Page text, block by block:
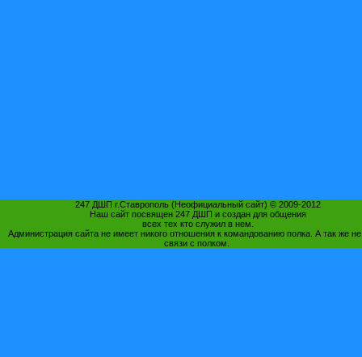
247 ДШП г.Ставрополь (Неофициальный сайт) © 2009-2012
Наш сайт посвящен 247 ДШП и создан для общения
всех тех кто служил в нем.
Администрация сайта не имеет никого отношения к командованию полка. А так же
связи с полком.